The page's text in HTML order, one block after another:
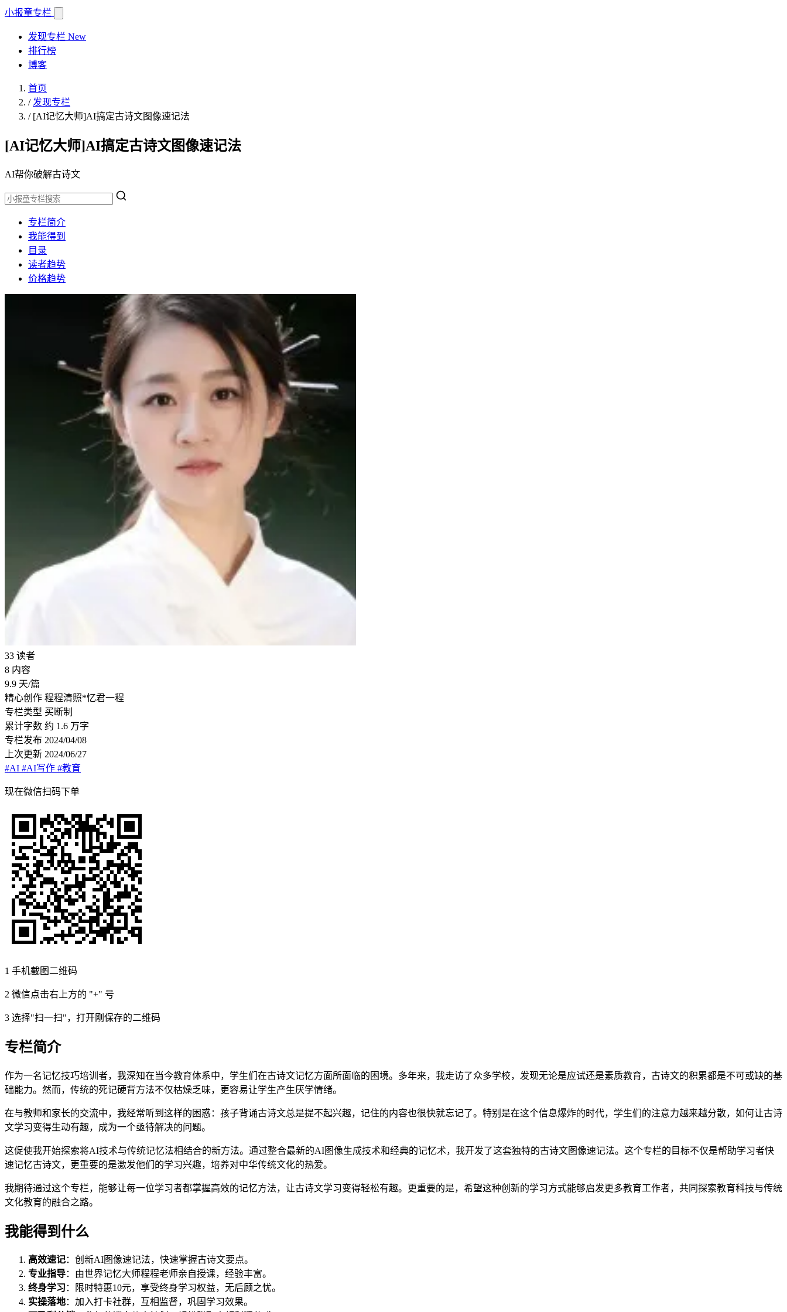
小报童专栏
发现专栏 New
排行榜
博客
首页
/ 发现专栏
/ [AI记忆大师]AI搞定古诗文图像速记法
[AI记忆大师]AI搞定古诗文图像速记法
AI帮你破解古诗文
专栏简介
我能得到
目录
读者趋势
价格趋势
33 读者
8 内容
9.9 天/篇
精心创作 程程清照*忆君一程
专栏类型 买断制
累计字数 约 1.6 万字
专栏发布 2024/04/08
上次更新 2024/06/27
#AI #AI写作 #教育
现在微信扫码下单
1 手机截图二维码
2 微信点击右上方的 "+" 号
3 选择"扫一扫"，打开刚保存的二维码
专栏简介
作为一名记忆技巧培训者，我深知在当今教育体系中，学生们在古诗文记忆方面所面临的困境。多年来，我走访了众多学校，发现无论是应试还是素质教育，古诗文的积累都是不可或缺的基
础能力。然而，传统的死记硬背方法不仅枯燥乏味，更容易让学生产生厌学情绪。
在与教师和家长的交流中，我经常听到这样的困惑：孩子背诵古诗文总是提不起兴趣，记住的内容也很快就忘记了。特别是在这个信息爆炸的时代，学生们的注意力越来越分散，如何让古诗
文学习变得生动有趣，成为一个亟待解决的问题。
这促使我开始探索将AI技术与传统记忆法相结合的新方法。通过整合最新的AI图像生成技术和经典的记忆术，我开发了这套独特的古诗文图像速记法。这个专栏的目标不仅是帮助学习者快
速记忆古诗文，更重要的是激发他们的学习兴趣，培养对中华传统文化的热爱。
我期待通过这个专栏，能够让每一位学习者都掌握高效的记忆方法，让古诗文学习变得轻松有趣。更重要的是，希望这种创新的学习方式能够启发更多教育工作者，共同探索教育科技与传统
文化教育的融合之路。
我能得到什么
高效速记：创新AI图像速记法，快速掌握古诗文要点。
专业指导：由世界记忆大师程程老师亲自授课，经验丰富。
终身学习 ：限时特惠10元，享受终身学习权益，无后顾之忧。
实操落地：加入打卡社群，互相监督，巩固学习效果。